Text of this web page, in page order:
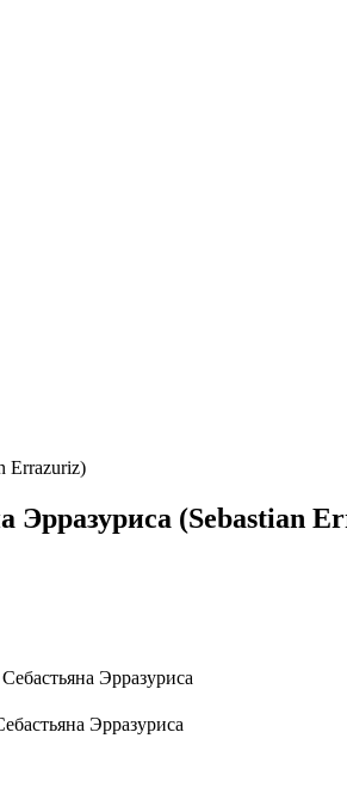
Errazuriz)
Эрразуриса (Sebastian
Эрразуриса